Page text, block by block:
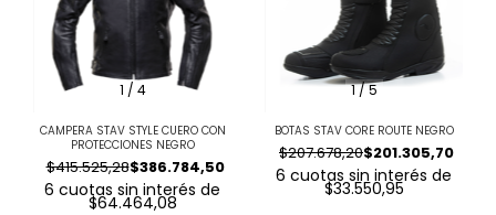
1 / 4
CAMPERA STAV STYLE CUERO CON
PROTECCIONES NEGRO
$386.784,50
$415.525,28
6 cuotas sin interés de
$64.464,08
1/5
BOTAS STAV CORE ROUTE NEGRO
$201.305,70
$207.678,20
6 cuotas sin interés de
$33.550,95